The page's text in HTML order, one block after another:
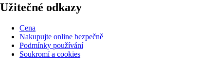
Užitečné odkazy
Cena
Nakupujte online bezpečně
Podmínky používání
Soukromí a cookies